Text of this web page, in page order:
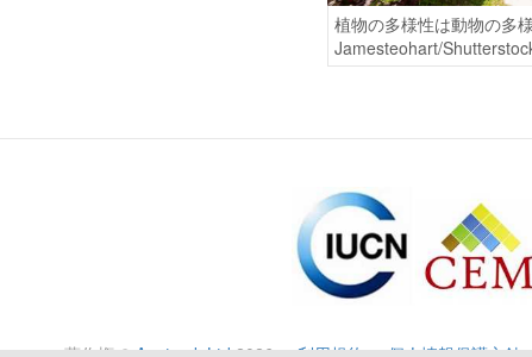
植物の多様性は動物の多
Jamesteohart/